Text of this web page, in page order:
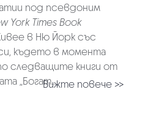
под псевдоним
York Times Book
в Ню Йорк със
където в момента
следващите книги от
„Богат...Вижте повече >>